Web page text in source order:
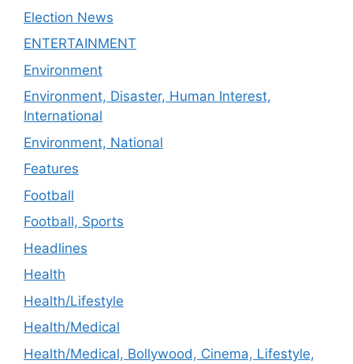
Election News
ENTERTAINMENT
Environment
Environment, Disaster, Human Interest,
International
Environment, National
Features
Football
Football, Sports
Headlines
Health
Health/Lifestyle
Health/Medical
Health/Medical, Bollywood, Cinema, Lifestyle,